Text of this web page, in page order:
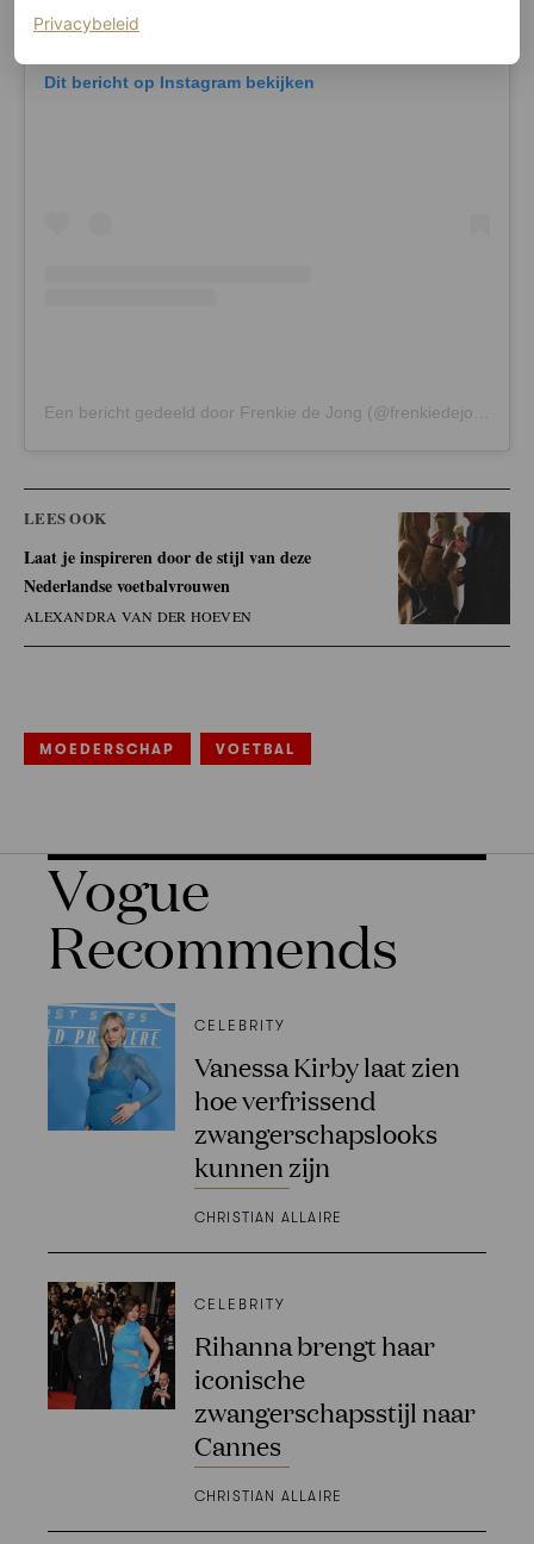
Dit bericht op Instagram bekijken
Een bericht gedeeld door Frenkie de Jong (@frenkiedejong)
LEES OOK
Laat je inspireren door de stijl van deze
Nederlandse voetbalvrouwen
ALEXANDRA VAN DER HOEVEN
MOEDERSCHAP VOETBAL
Vogue
Recommends
CELEBRITY
Vanessa Kirby laat zien
hoe verfrissend
zwangerschapslooks
kunnen zijn
CHRISTIAN ALLAIRE
CELEBRITY
Rihanna brengt haar
iconische
zwangerschapsstijl naar
Cannes
CHRISTIAN ALLAIRE
Privacybeleid